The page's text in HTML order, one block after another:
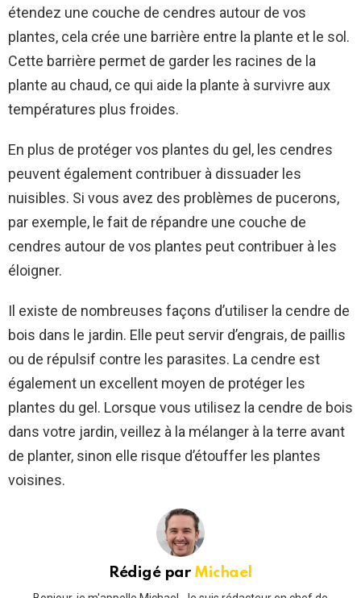
étendez une couche de cendres autour de vos
plantes, cela crée une barrière entre la plante et le sol.
Cette barrière permet de garder les racines de la
plante au chaud, ce qui aide la plante à survivre aux
températures plus froides.
En plus de protéger vos plantes du gel, les cendres
peuvent également contribuer à dissuader les
nuisibles. Si vous avez des problèmes de pucerons,
par exemple, le fait de répandre une couche de
cendres autour de vos plantes peut contribuer à les
éloigner.
Il existe de nombreuses façons d’utiliser la cendre de
bois dans le jardin. Elle peut servir d’engrais, de paillis
ou de répulsif contre les parasites. La cendre est
également un excellent moyen de protéger les
plantes du gel. Lorsque vous utilisez la cendre de bois
dans votre jardin, veillez à la mélanger à la terre avant
de planter, sinon elle risque d’étouffer les plantes
voisines.
Rédigé par Michael